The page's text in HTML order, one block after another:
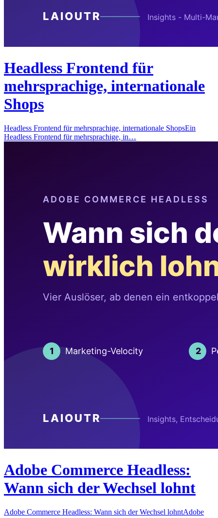
Headless Frontend für
mehrsprachige, internationale
Shops
Headless Frontend für mehrsprachige, internationale ShopsEin
Headless Frontend für mehrsprachige, in…
Adobe Commerce Headless:
Wann sich der Wechsel lohnt
Adobe Commerce Headless: Wann sich der Wechsel lohntAdobe